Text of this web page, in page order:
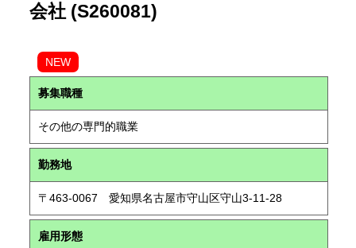
会社 (S260081)
NEW
募集職種
その他の専門的職業
勤務地
〒463-0067 愛知県名古屋市守山区守山3-11-28
雇用形態